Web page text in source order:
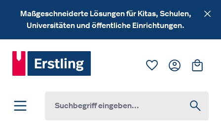
Zum Hauptinhalt springen
Maßgeschneiderte Lösungen für Kitas, Schulen,
Universitäten und öffentliche Einrichtungen.
Du hast 0